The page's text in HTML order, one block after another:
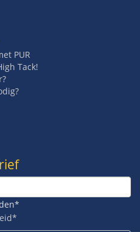
PUR
Tack!